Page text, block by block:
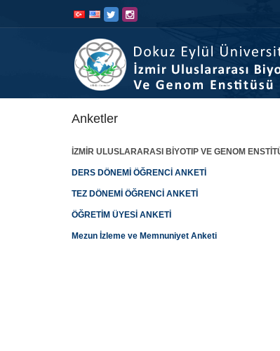
Anketler
İZMİR ULUSLARARASI BİYOTIP VE GENOM
DERS DÖNEMİ ÖĞRENCİ ANKETİ
TEZ DÖNEMİ ÖĞRENCİ ANKETİ
ÖĞRETİM ÜYESİ ANKETİ
Mezun İzleme ve Memnuniyet Anketi